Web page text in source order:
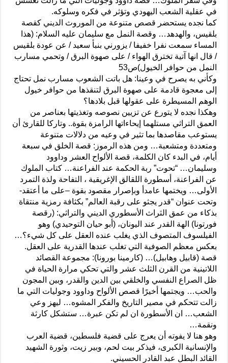
في عقلية الشعب اليهودي وتؤثر في فكره وسلوكه.
كما نجده يستحضر قصص متنوعة من الموروث الديني كقصة
بلقيس، والهدهد… وقصة النمل مع سليمان عليه السلام: (هذا
المساء سمعت نفرا خفيفا / يزورني بنبأ سعيد / عن عودة بلقيس
/ قال انها آتية تخترق الهواء / على صهوة البرق / وتحمي مسارب
النمل من حوافر الخيول)ص53
وكأني به يصرح في وعينا: هل باتت الشعوب مسارب نمل تحتاج
إلى معجوة قادمة على صهوة البرق لتنقذها من حوافر خيول
الوهم المسيطرة على عقولها قبل بلادها؟
وهكذا نجده لا يتورع عن تزيين نصوصه وتغذيتها بعناصر من
العمق التراثي مستلهما إيحاءاتها الرامزة بقوة.. وتاركا للقارئ أن
يستوعب مقاصدها بما تثير في وعيه من دلالات متنوعة
ومتعددة ومتشعبة… ومن هذه الرموز: قصة الخلق في سبعة
أيام، في البدء كان الكلمة، قصة الألواح العشر وداوود
وسليمان… “تحوت” ربة الحكمة عند الفراعنة… كتاب الملوك
عن الفراعنة، أسطورة اللقالق الإغريقية ، التفاحة ولذة التمرد
الأولى… ويختمها عامدأ وبإصرار مقصود بقوة –على ما أعتقد-
وتحت عنوان “قدر يجثو على رقبة العالم” بكثافة رمزية منتقاة
بذكاء من عمق الثراث الأسطوري الديني والتراثي: (رقصة
فورتونا) الهة القدر عند اليونان، (أبو حيان التوحيدي) وهو
الفيلسوف المتصوف الذي يغلب عنده العقل على كل شيء؟…
بعكس معظم الصوفية التي تغلب عندها القدرية على العقل.
قصة (قابيل وهابيل)… (كارمينا بورونا): مجموعة القصائد
اللاتينية من القرن الثلث عشر والتي تحكي مرارة الحياة في
ظل الصراع النفسي والخلقي بين الدين والقدر، وبين المجون
والحب… ويجتمها أخيرًا قصص الألواح وداوود وجوليات التي ما
زالت تتحكم في مصير التاريخ والفكر المشوه… ليهز وعي
الشعب… ان الأسطورة ان لم تكن عبرة… ستشكل كارثة
ونقمة…
وهو هنا لا يفوته أن يعرج على قضية فلسطين، قضية العرب
والإنسانية الكبرى، فيذكر بيت لحم، وبير زيت، وثورة الشهيد
القائد البطل عبد القادر الحسيني.